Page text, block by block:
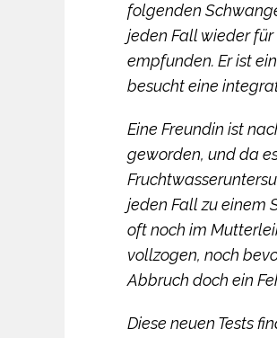
folgenden
jeden Fall wieder
empfunden. Er ist
besucht eine
Eine Freundin ist
geworden, und da
jeden Fall zu einem
oft noch im
vollzogen, noch
Abbruch doch ein
Diese neuen Tests